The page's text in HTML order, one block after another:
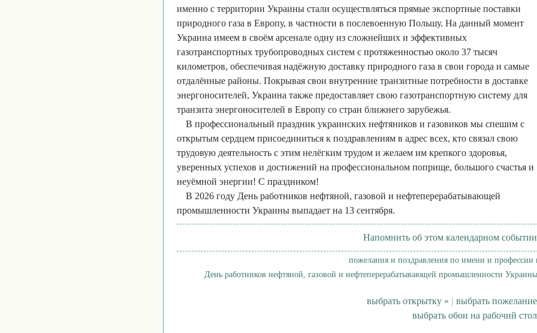
именно с территории Украины стали осуществляться прямые экспортные поставки
природного газа в Европу, в частности в послевоенную Польшу. На данный момент
Украина имеем в своём арсенале одну из сложнейших и эффективных
газотранспортных трубопроводных систем с протяженностью около 37 тысяч
километров, обеспечивая надёжную доставку природного газа в свои города и самые
отдалённые районы. Покрывая свои внутренние транзитные потребности в доставке
энергоносителей, Украина также предоставляет свою газотранспортную систему для
транзита энергоносителей в Европу со стран ближнего зарубежья.
В профессиональный праздник украинских нефтяников и газовиков мы спешим с
открытым сердцем присоединиться к поздравлениям в адрес всех, кто связал свою
трудовую деятельность с этим нелёгким трудом и желаем им крепкого здоровья,
уверенных успехов и достижений на профессиональном поприще, большого счастья и
неуёмной энергии! С праздником!
В 2026 году День работников нефтяной, газовой и нефтеперерабатывающей
промышленности Украины выпадает на 13 сентября.
Напомнить об этом календарном
пожелания и поздравления по имени и профессии
День работников нефтяной, газовой и нефтеперерабатывающей промышленности
выбрать открытку » | выбрать
выбрать обои на рабочий